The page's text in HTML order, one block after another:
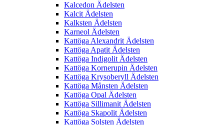
Kalcedon Ädelsten
Kalcit Ädelsten
Kalksten Ädelsten
Karneol Ädelsten
Kattöga Alexandrit Ädelsten
Kattöga Apatit Ädelsten
Kattöga Indigolit Ädelsten
Kattöga Kornerupin Ädelsten
Kattöga Krysoberyll Ädelsten
Kattöga Månsten Ädelsten
Kattöga Opal Ädelsten
Kattöga Sillimanit Ädelsten
Kattöga Skapolit Ädelsten
Kattöga Solsten Ädelsten